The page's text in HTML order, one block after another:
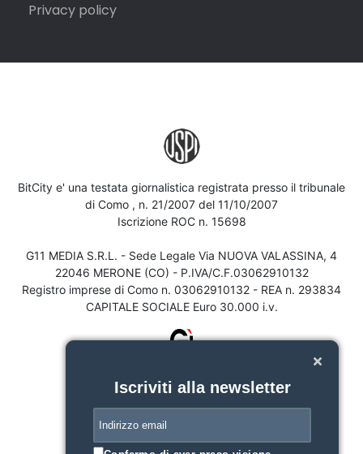
Privacy policy
BitCity e' una testata giornalistica registrata presso il tribunale
di Como , n. 21/2007 del 11/10/2007
Iscrizione ROC n. 15698
G11 MEDIA S.R.L. - Sede Legale Via NUOVA VALASSINA, 4
22046 MERONE (CO) - P.IVA/C.F.03062910132
Registro imprese di Como n. 03062910132 - REA n. 293834
CAPITALE SOCIALE Euro 30.000 i.v.
Iscriviti alla newsletter